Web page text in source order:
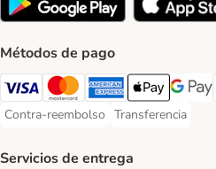
Métodos de pago
Visa Payment Method
Mastercard Payment Method
American Express
Apple PayGoogle
Contra-reembolso
Contra-reembolso Payment Method
Transferencia
Transferencia
Servicios de entrega